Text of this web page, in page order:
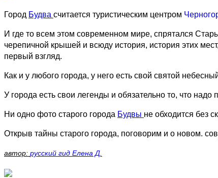
Город Будва считается туристическим центром
И где то всем этом современном мире, спрятался
черепичной крышей и всюду история, история этих
первый взгляд.
Как и у любого города, у него есть свой святой
У города есть свои легенды и обязательно то, что
Ни одно фото старого города Будвы не обходится без
Открыв тайны старого города, поговорим и о новом.
автор: русский гид Елена Д.